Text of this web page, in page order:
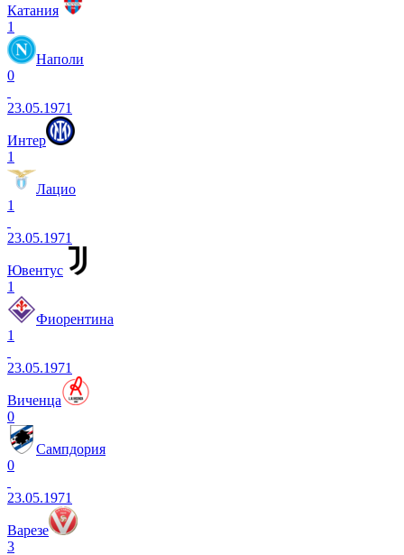
Катания
1
Наполи
0
23.05.1971
Интер
1
Лацио
1
23.05.1971
Ювентус
1
Фиорентина
1
23.05.1971
Виченца
0
Сампдория
0
23.05.1971
Варезе
3